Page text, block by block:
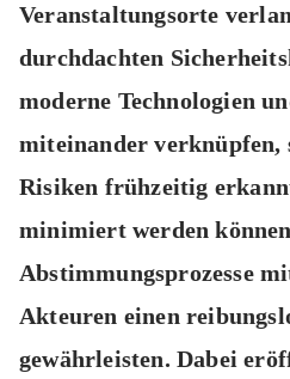
Veranstaltungsorte
durchdachten
moderne Technologien
miteinander verknüpfen,
Risiken frühzeitig
minimiert werden
Abstimmungsprozesse
Akteuren einen
gewährleisten. Dabei